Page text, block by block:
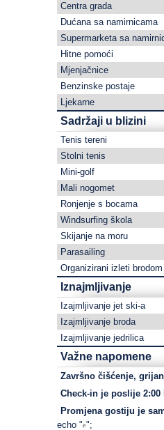
Centra grada
Dućana sa namirnicama
Supermarketa sa
Hitne pomoći
Mjenjačnice
Benzinske postaje
Ljekarne
Sadržaji u blizini
Tenis tereni
Stolni tenis
Mini-golf
Mali nogomet
Ronjenje s bocama
Windsurfing škola
Skijanje na moru
Parasailing
Organizirani izleti brodom
Iznajmljivanje
Izajmljivanje jet ski-a
Izajmljivanje broda
Izajmljivanje jedrilica
Važne napomene
Završno čišćenje,
Check-in je poslije 2:00
Promjena gostiju je
echo " ";